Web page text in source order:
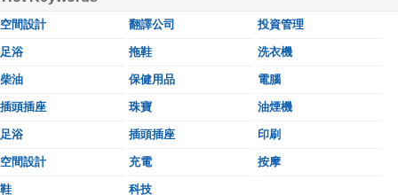
空間設計 翻譯公司 投資管理
足浴 拖鞋 洗衣機
柴油 保健用品 電腦
插頭插座 珠寶 油煙機
足浴 插頭插座 印刷
空間設計 充電 按摩
鞋 科技